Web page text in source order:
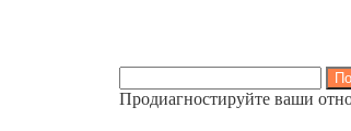
Продиагностируйте ваши